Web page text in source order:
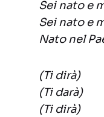
Sei nato e
Sei nato e
Nato nel
(Ti dirà)
(Ti darà)
(Ti dirà)